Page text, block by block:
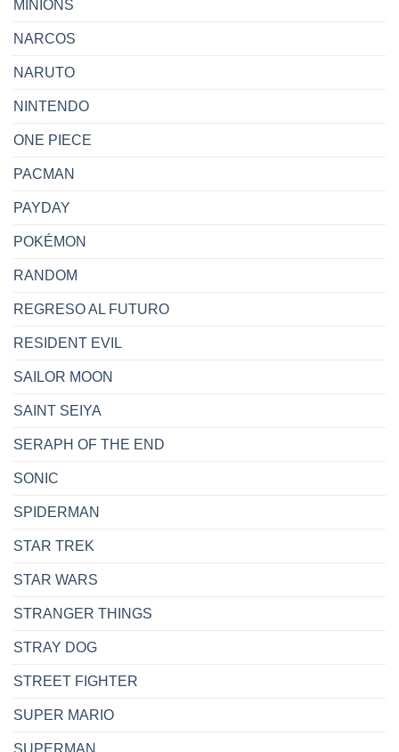
MINIONS
NARCOS
NARUTO
NINTENDO
ONE PIECE
PACMAN
PAYDAY
POKÉMON
RANDOM
REGRESO AL FUTURO
RESIDENT EVIL
SAILOR MOON
SAINT SEIYA
SERAPH OF THE END
SONIC
SPIDERMAN
STAR TREK
STAR WARS
STRANGER THINGS
STRAY DOG
STREET FIGHTER
SUPER MARIO
SUPERMAN